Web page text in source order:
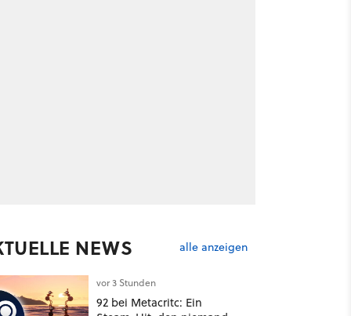
NEWS alle anzeigen
vor 3 Stunden
92 bei Metacritc: Ein